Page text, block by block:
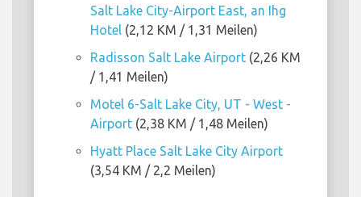
Salt Lake City-Airport East, an Ihg
Hotel (2,12 KM / 1,31 Meilen)
Radisson Salt Lake Airport (2,26 KM
/ 1,41 Meilen)
Motel 6-Salt Lake City, UT - West -
Airport (2,38 KM / 1,48 Meilen)
Hyatt Place Salt Lake City Airport
(3,54 KM / 2,2 Meilen)